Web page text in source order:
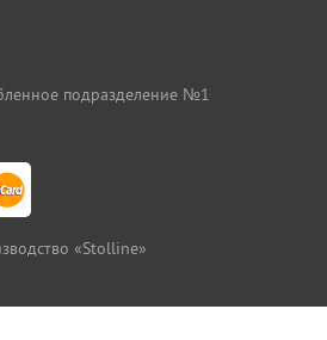
латекс h-6см
подразделение №1
«Stolline»